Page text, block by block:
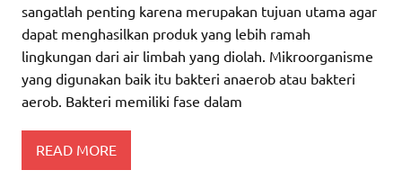
sangatlah penting karena merupakan tujuan utama agar
dapat menghasilkan produk yang lebih ramah
lingkungan dari air limbah yang diolah. Mikroorganisme
yang digunakan baik itu bakteri anaerob atau bakteri
aerob. Bakteri memiliki fase dalam
READ MORE